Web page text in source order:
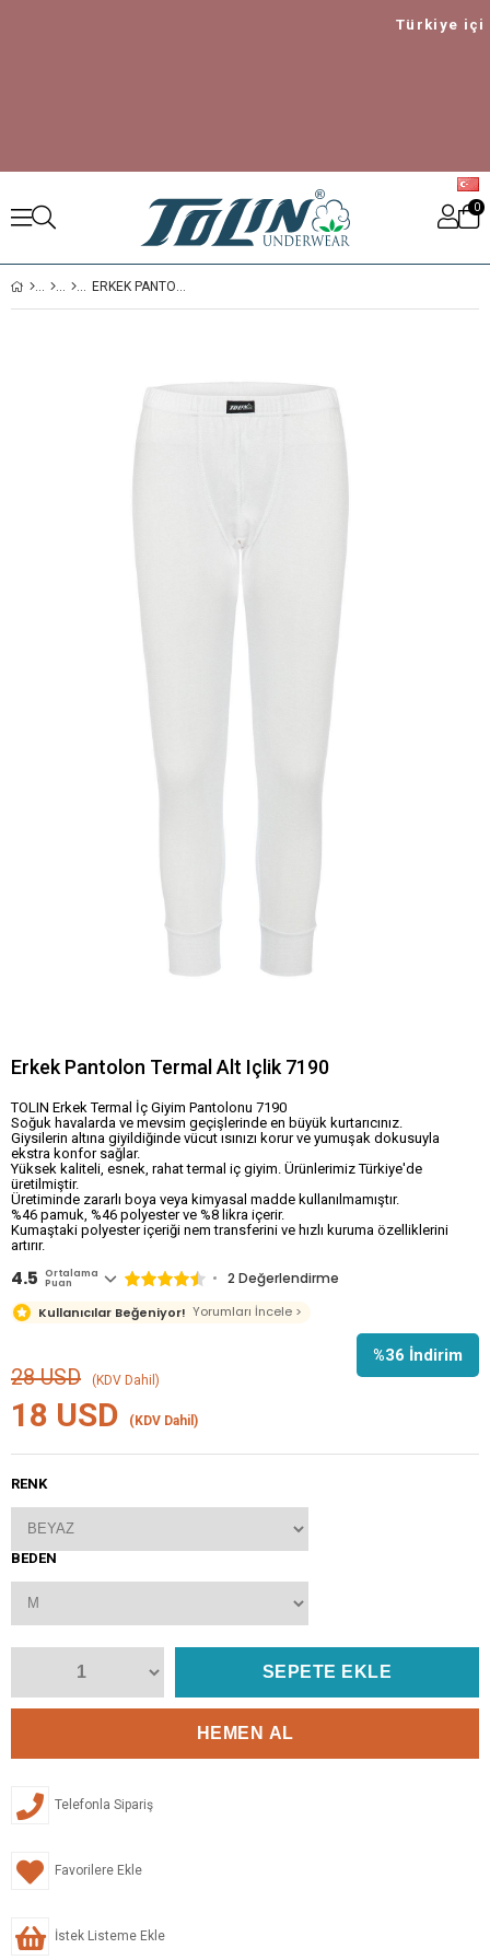
Türkiye içi
0
ERKEK PANTOLON TERMAL ALT IÇLIK 7190
Erkek Pantolon Termal Alt Içlik 7190
TOLIN Erkek Termal İç Giyim Pantolonu 7190
Soğuk havalarda ve mevsim geçişlerinde en büyük kurtarıcınız.
Giysilerin altına giyildiğinde vücut ısınızı korur ve yumuşak dokusuyla
ekstra konfor sağlar.
Yüksek kaliteli, esnek, rahat termal iç giyim. Ürünlerimiz Türkiye'de
üretilmiştir.
Üretiminde zararlı boya veya kimyasal madde kullanılmamıştır.
%46 pamuk, %46 polyester ve %8 likra içerir.
Kumaştaki polyester içeriği nem transferini ve hızlı kuruma özelliklerini
artırır.
4.5 Ortalama
Puan 2 Değerlendirme
Kullanıcılar Beğeniyor! Yorumları İncele >
%36 İndirim
28 USD (KDV Dahil)
18 USD (KDV Dahil)
RENK
BEDEN
Telefonla Sipariş
Favorilere Ekle
İstek Listeme Ekle